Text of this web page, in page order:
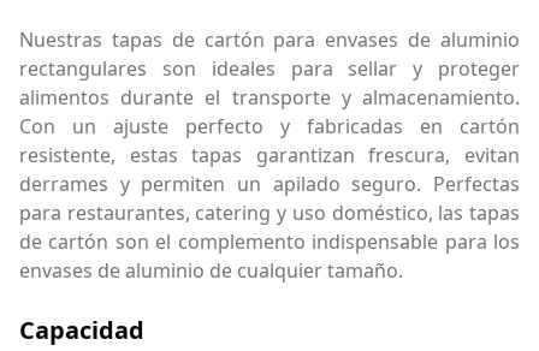
Nuestras tapas de cartón para envases de aluminio
rectangulares son ideales para sellar y proteger
alimentos durante el transporte y almacenamiento.
Con un ajuste perfecto y fabricadas en cartón
resistente, estas tapas garantizan frescura, evitan
derrames y permiten un apilado seguro. Perfectas
para restaurantes, catering y uso doméstico, las tapas
de cartón son el complemento indispensable para los
envases de aluminio de cualquier tamaño.
Capacidad